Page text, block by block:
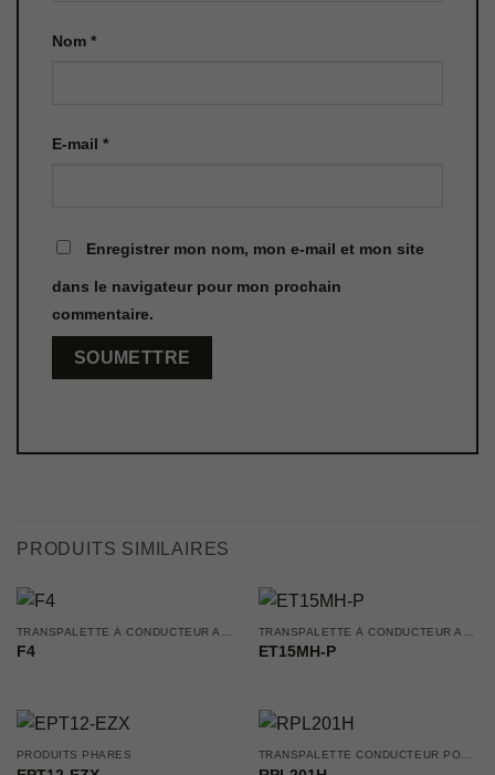
Nom *
E-mail *
Enregistrer mon nom, mon e-mail et mon site
dans le navigateur pour mon prochain
commentaire.
PRODUITS SIMILAIRES
F4 ET15MH-P
PRODUITS PHARES TRANSPALETTE CONDUCTEUR PORTÉ